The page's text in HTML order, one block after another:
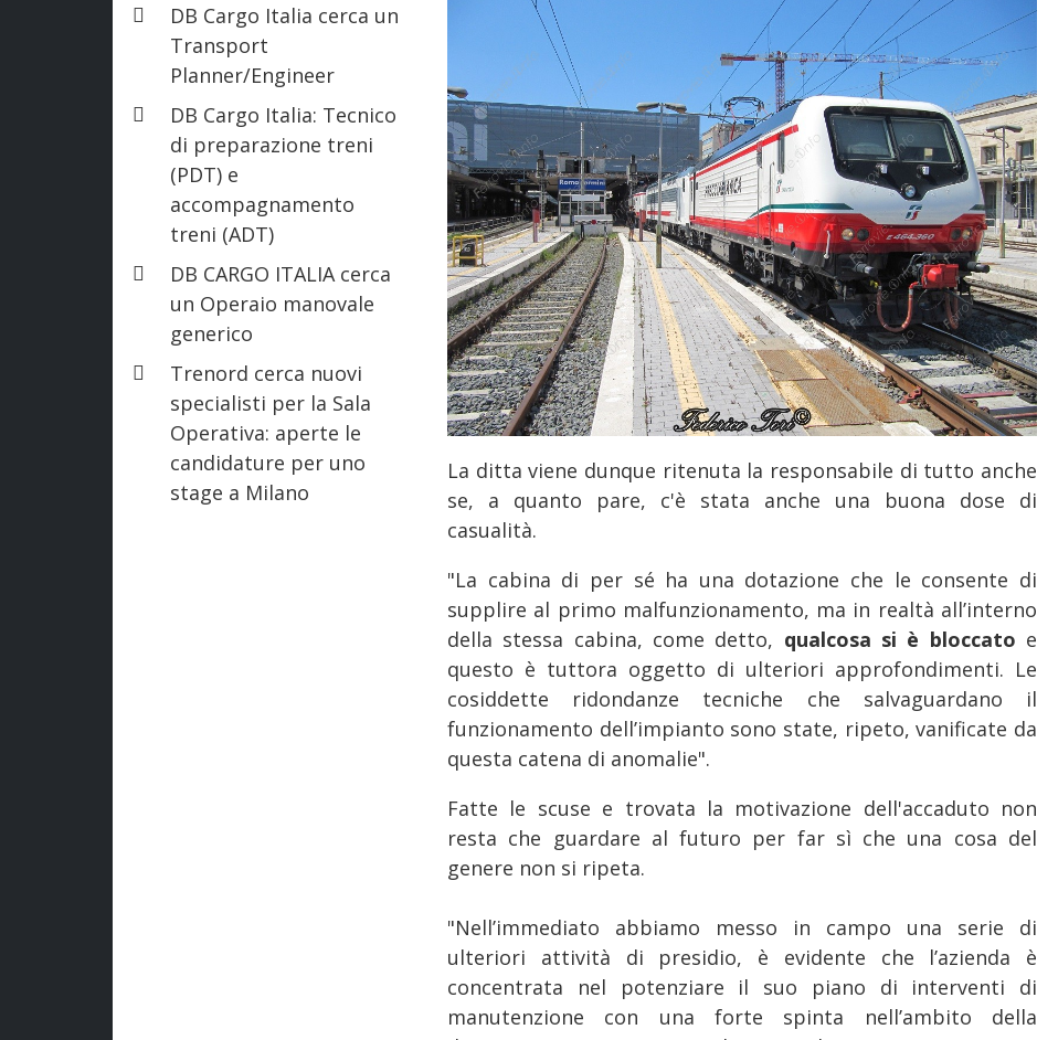
DB Cargo Italia cerca un
Transport
Planner/Engineer
DB Cargo Italia: Tecnico
di preparazione treni
(PDT) e
accompagnamento
treni (ADT)
DB CARGO ITALIA cerca
un Operaio manovale
generico
Trenord cerca nuovi
specialisti per la Sala
Operativa: aperte le
candidature per uno
stage a Milano
La ditta viene dunque ritenuta la responsabile di tutto anche
se, a quanto pare, c'è stata anche una buona dose di
casualità.
"La cabina di per sé ha una dotazione che le consente di
supplire al primo malfunzionamento, ma in realtà all’interno
della stessa cabina, come detto, qualcosa si è bloccato e
questo è tuttora oggetto di ulteriori approfondimenti. Le
cosiddette ridondanze tecniche che salvaguardano il
funzionamento dell’impianto sono state, ripeto, vanificate da
questa catena di anomalie".
Fatte le scuse e trovata la motivazione dell'accaduto non
resta che guardare al futuro per far sì che una cosa del
genere non si ripeta.
"Nell’immediato abbiamo messo in campo una serie di
ulteriori attività di presidio, è evidente che l’azienda è
concentrata nel potenziare il suo piano di interventi di
manutenzione con una forte spinta nell’ambito della